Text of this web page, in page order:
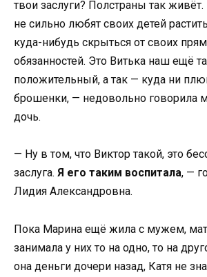
твои заслуги? Полстраны так
не сильно любят своих детей
куда-нибудь скрыться от своих
обязанностей. Это Витька наш ещё
положительный, а так — куда ни
брошенки, — недовольно говорила
дочь.
— Ну в том, что Виктор такой, это
заслуга. Я его таким воспитала, —
Лидия Александровна.
Пока Марина ещё жила с мужем,
занимала у них то на одно, то на
она деньги дочери назад, Катя не